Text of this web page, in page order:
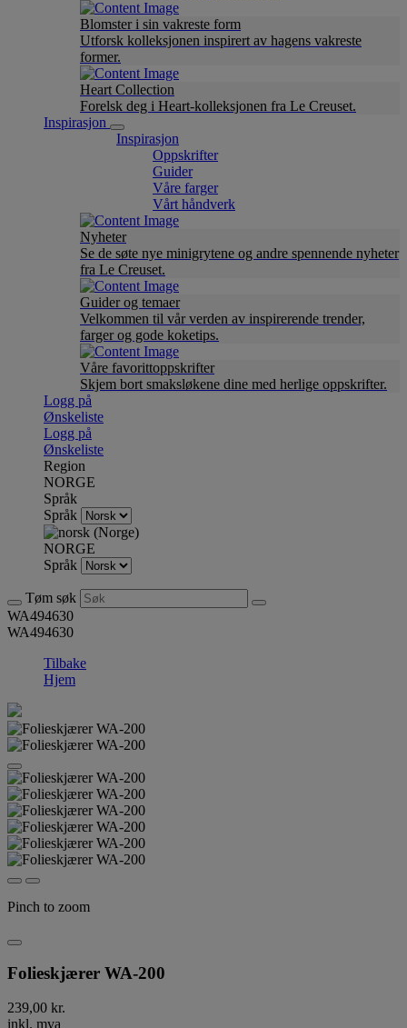
Blomster i sin vakreste form
Utforsk kolleksjonen inspirert av hagens vakreste
former.
Heart Collection
Forelsk deg i Heart-kolleksjonen fra Le Creuset.
Inspirasjon
Inspirasjon
Oppskrifter
Guider
Våre farger
Vårt håndverk
Nyheter
Se de søte nye minigrytene og andre spennende nyheter
fra Le Creuset.
Guider og temaer
Velkommen til vår verden av inspirerende trender,
farger og gode koketips.
Våre favorittoppskrifter
Skjem bort smaksløkene dine med herlige oppskrifter.
Logg på
Ønskeliste
Logg på
Ønskeliste
Region
NORGE
Språk
Språk
NORGE
Språk
Tøm søk
WA494630
WA494630
Tilbake
Hjem
Pinch to zoom
Folieskjærer WA-200
239,00 kr.
inkl. mva